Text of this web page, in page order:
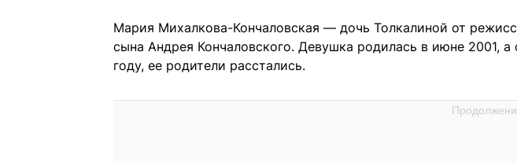
Мария Михалкова-Кончаловская — дочь Толкалиной от
сына Андрея Кончаловского. Девушка родилась в июне 2001, а
году, ее родители расстались.